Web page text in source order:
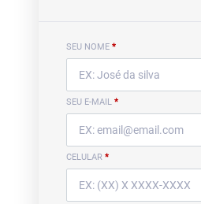
SEU NOME *
SEU E-MAIL *
CELULAR *